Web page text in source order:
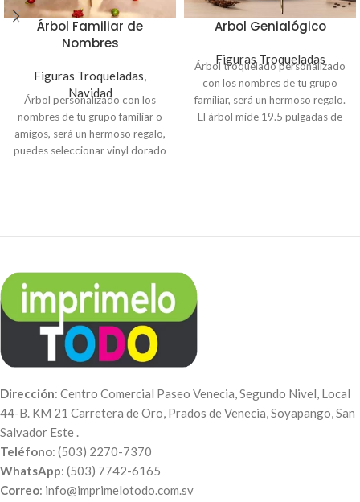
Árbol Familiar de
Nombres
Figuras Troqueladas,
Navidad
Árbol personalizado con los
nombres de tu grupo familiar o
amigos, será un hermoso regalo,
puedes seleccionar vinyl dorado
colocar de 8 a 12 nombres.
Arbol Genialógico
Figuras Troqueladas
Árbol troquelado personalizado
con los nombres de tu grupo
familiar, será un hermoso regalo.
El árbol mide 19.5 pulgadas de
info@imprimelotodo.com.svo a
número de pedido y el día en qué
te enviaremos el diseño de cómo
quedará y una vez aprobado se
imprime.
Dirección: Centro Comercial Paseo Venecia, Segundo Nivel, Local
44-B. KM 21 Carretera de Oro, Prados de Venecia, Soyapango, San
Salvador Este .
Teléfono: (503) 2270-7370
WhatsApp: (503) 7742-6165
Correo: info@imprimelotodo.com.sv